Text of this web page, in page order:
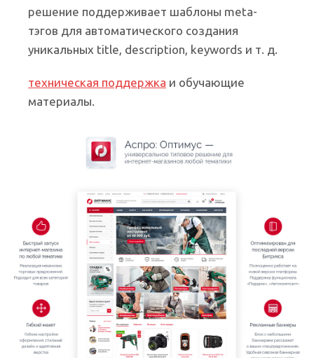
решение поддерживает шаблоны meta-
тэгов для автоматического создания
уникальных title, description, keywords и т. д.
техническая поддержка и обучающие
материалы.